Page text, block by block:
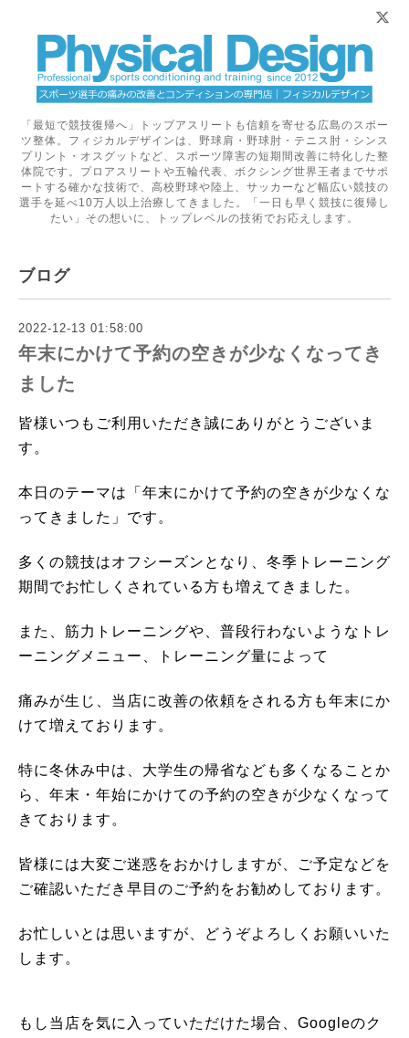
「最短で競技復帰へ」トップアスリートも信頼を寄せる広島のスポー
ツ整体。フィジカルデザインは、野球肩・野球肘・テニス肘・シンス
プリント・オスグットなど、スポーツ障害の短期間改善に特化した整
体院です。プロアスリートや五輪代表、ボクシング世界王者までサポ
ートする確かな技術で、高校野球や陸上、サッカーなど幅広い競技の
選手を延べ10万人以上治療してきました。「一日も早く競技に復帰し
たい」その想いに、トップレベルの技術でお応えします。
ブログ
2022-12-13 01:58:00
年末にかけて予約の空きが少なくなってき
ました
皆様いつもご利用いただき誠にありがとうございま
す。
本日のテーマは「年末にかけて予約の空きが少なくな
ってきました」です。
多くの競技はオフシーズンとなり、冬季トレーニング
期間でお忙しくされている方も増えてきました。
また、筋力トレーニングや、普段行わないようなトレ
ーニングメニュー、トレーニング量によって
痛みが生じ、当店に改善の依頼をされる方も年末にか
けて増えております。
特に冬休み中は、大学生の帰省なども多くなることか
ら、年末・年始にかけての予約の空きが少なくなって
きております。
皆様には大変ご迷惑をおかけしますが、ご予定などを
ご確認いただき早目のご予約をお勧めしております。
お忙しいとは思いますが、どうぞよろしくお願いいた
します。
もし当店を気に入っていただけた場合、Googleのク